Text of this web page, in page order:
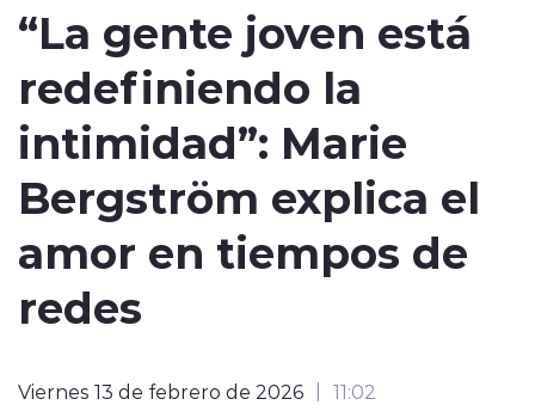
Actualidad
Tendencias
Internacional
Regiones al Aire
“La gente joven está
redefiniendo la
intimidad”: Marie
Bergström explica el
amor en tiempos de
redes
Viernes 13 de febrero de 2026 11:02